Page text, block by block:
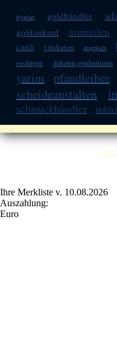
fiyatlari goldhändler
goldankauf armreifen
canli 1dukaten degerloch
esslingen dukaten-goldmünzen
yarim
pfandleiher
scheideanstalten
schmuckhändler
Ihre Merkliste v. 10.08.2026
Auszahlung:
Euro